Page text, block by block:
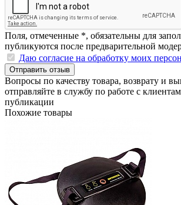
Поля, отмеченные *, обязательны для
публикуются после предварительной
Даю согласие на обработку моих
Отправить отзыв
Вопросы по качеству товара, возврату и
отправляйте в службу по работе с
публикации
Похожие товары